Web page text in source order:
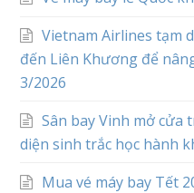
Vietnam Airlines tạm
đến Liên Khương để
3/2026
Sân bay Vinh mở cửa
diện sinh trắc học hành
Mua vé máy bay Tết